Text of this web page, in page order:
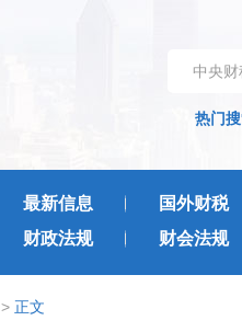
中央
热门
最新信息
国外财税
财政法规 财会法规
> 正文